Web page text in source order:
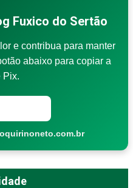
Fuxico do Sertão
e contribua para manter
abaixo para copiar a
Pix.